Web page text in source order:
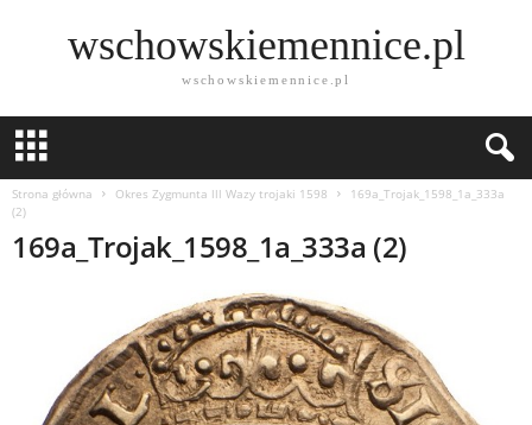
wschowskiemennice.pl
wschowskiemennice.pl
Strona główna Okres Zygmunta lll Wazy trojaki 1598
169a_Trojak_1598_1a_333a
(2)
169a_Trojak_1598_1a_333a (2)